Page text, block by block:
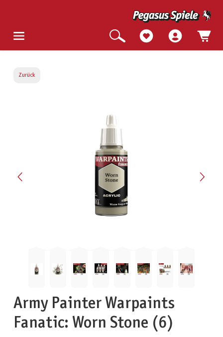
Zurück
Army Painter Warpaints
Fanatic: Worn Stone (6)